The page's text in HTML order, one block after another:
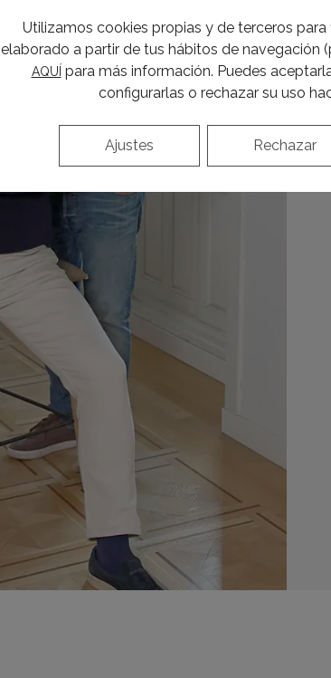
Utilizamos cookies propias y de terceros
elaborado a partir de tus hábitos de navegación
AQUÍ para más información. Puedes
configurarlas o rechazar su uso
Rechazar
Ajustes